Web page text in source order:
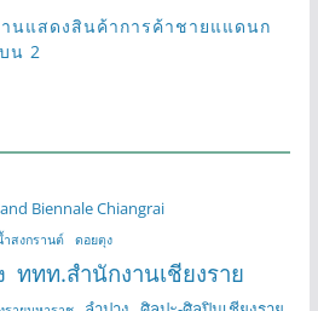
นแสดงสินค้าการค้าชายแแดนก
น 2
Biennale Chiangrai
สงกรานต์ ดอยตุง
ททท.สำนักงานเชียงราย